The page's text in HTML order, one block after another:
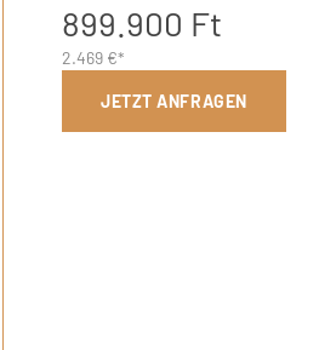
899.900 Ft
2.469 €*
JETZT ANFRAGEN